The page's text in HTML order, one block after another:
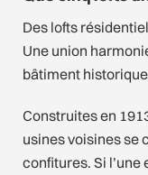
Des lofts
Une union
bâtiment
Construites en
usines voisines se
confitures. Si l’une